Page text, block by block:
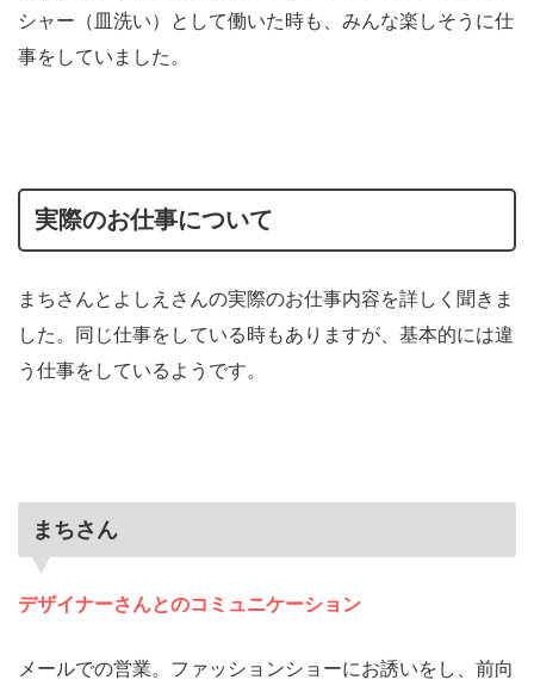
シャー（皿洗い）として働いた時も、みんな楽しそうに仕
事をしていました。
実際のお仕事について
まちさんとよしえさんの実際のお仕事内容を詳しく聞きま
した。同じ仕事をしている時もありますが、基本的には違
う仕事をしているようです。
まちさん
デザイナーさんとのコミュニケーション
メールでの営業。ファッションショーにお誘いをし、前向